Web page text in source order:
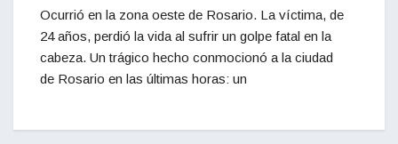
Ocurrió en la zona oeste de Rosario. La víctima, de
24 años, perdió la vida al sufrir un golpe fatal en la
cabeza. Un trágico hecho conmocionó a la ciudad
de Rosario en las últimas horas: un